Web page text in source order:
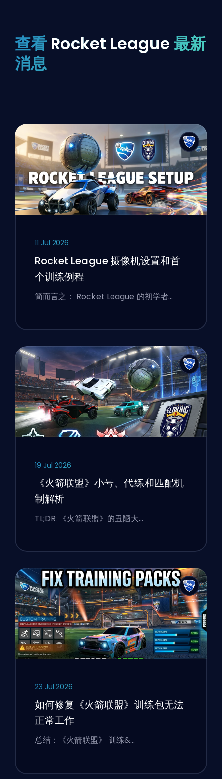
查看 Rocket League 最新
消息
11 Jul 2026
Rocket League 摄像机设置和首
个训练例程
简而言之： Rocket League 的初学者…
19 Jul 2026
《火箭联盟》小号、代练和匹配机
制解析
TL;DR: 《火箭联盟》的丑陋大…
23 Jul 2026
如何修复《火箭联盟》训练包无法
正常工作
总结：《火箭联盟》 训练&…